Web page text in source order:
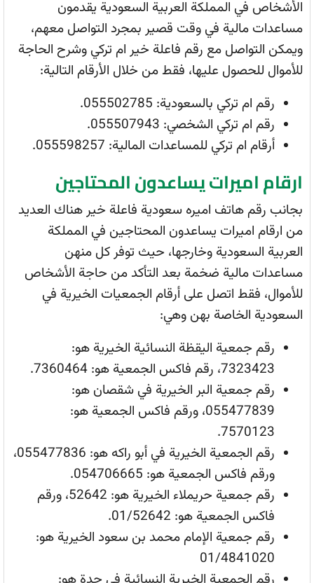
الأشخاص في المملكة العربية السعودية يقدمون
مساعدات مالية في وقت قصير بمجرد التواصل معهم،
ويمكن التواصل مع رقم فاعلة خير ام تركي وشرح الحاجة
للأموال للحصول عليها، فقط من خلال الأرقام التالية:
رقم ام تركي بالسعودية: 055502785.
رقم ام تركي الشخصي: 055507943.
أرقام ام تركي للمساعدات المالية: 055598257.
ارقام اميرات يساعدون المحتاجين
بجانب رقم هاتف اميره سعودية فاعلة خير هناك العديد
من ارقام اميرات يساعدون المحتاجين في المملكة
العربية السعودية وخارجها، حيث توفر كل منهن
مساعدات مالية ضخمة بعد التأكد من حاجة الأشخاص
للأموال، فقط اتصل على أرقام الجمعيات الخيرية في
السعودية الخاصة بهن وهي:
رقم جمعية اليقظة النسائية الخيرية هو:
7323423، رقم فاكس الجمعية هو: 7360464.
رقم جمعية البر الخيرية في شقصان هو:
055477839، ورقم فاكس الجمعية هو:
7570123.
رقم الجمعية الخيرية في أبو راكه هو: 055477836،
ورقم فاكس الجمعية هو: 054706665.
رقم جمعية حريملاء الخيرية هو: 52642، ورقم
فاكس الجمعية هو: 01/52642.
رقم جمعية الإمام محمد بن سعود الخيرية هو:
01/4841020